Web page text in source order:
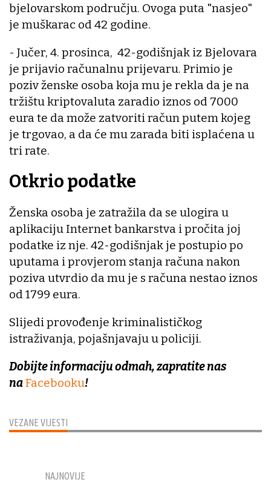
VEZANE VIJESTI
bjelovarskom području. Ovoga puta "nasjeo"
je muškarac od 42 godine.
- Jučer, 4. prosinca, 42-godišnjak iz Bjelovara
je prijavio računalnu prijevaru. Primio je
poziv ženske osoba koja mu je rekla da je na
tržištu kriptovaluta zaradio iznos od 7000
eura te da može zatvoriti račun putem kojeg
je trgovao, a da će mu zarada biti isplaćena u
tri rate.
Otkrio podatke
Ženska osoba je zatražila da se ulogira u
aplikaciju Internet bankarstva i pročita joj
podatke iz nje. 42-godišnjak je postupio po
uputama i provjerom stanja računa nakon
poziva utvrdio da mu je s računa nestao iznos
od 1799 eura.
Slijedi provođenje kriminalističkog
istraživanja, pojašnjavaju u policiji.
Dobijte informaciju odmah, zapratite nas
naFacebooku!
NAJNOVIJE